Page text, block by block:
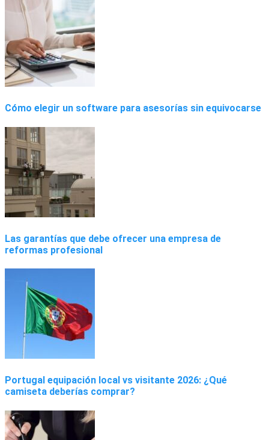
Cómo elegir un software para asesorías sin equivocarse
Las garantías que debe ofrecer una empresa de
reformas profesional
Portugal equipación local vs visitante 2026: ¿Qué
camiseta deberías comprar?